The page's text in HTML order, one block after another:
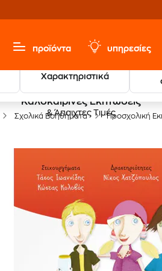
προϊόντα υπηρεσίες
Χαρακτηριστικά
Καλοκαιρινές Εκπτώσεις
& Άπαιχτες Τιμές
Σχολικά Βοηθήματα Προσχολική